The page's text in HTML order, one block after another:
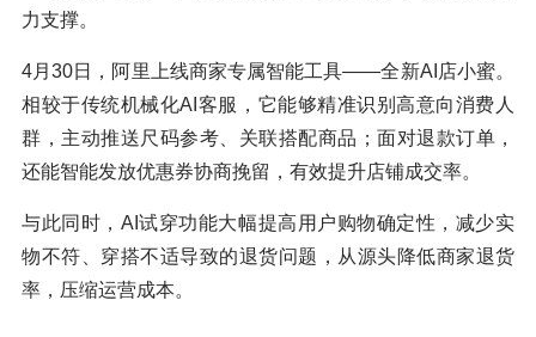
力支撑。
4月30日，阿里上线商家专属智能工具——全新AI店小蜜。
相较于传统机械化AI客服，它能够精准识别高意向消费人
群，主动推送尺码参考、关联搭配商品；面对退款订单，
还能智能发放优惠券协商挽留，有效提升店铺成交率。
与此同时，AI试穿功能大幅提高用户购物确定性，减少实
物不符、穿搭不适导致的退货问题，从源头降低商家退货
率，压缩运营成本。